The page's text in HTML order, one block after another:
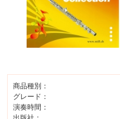
商品種別：
グレード：
演奏時間：